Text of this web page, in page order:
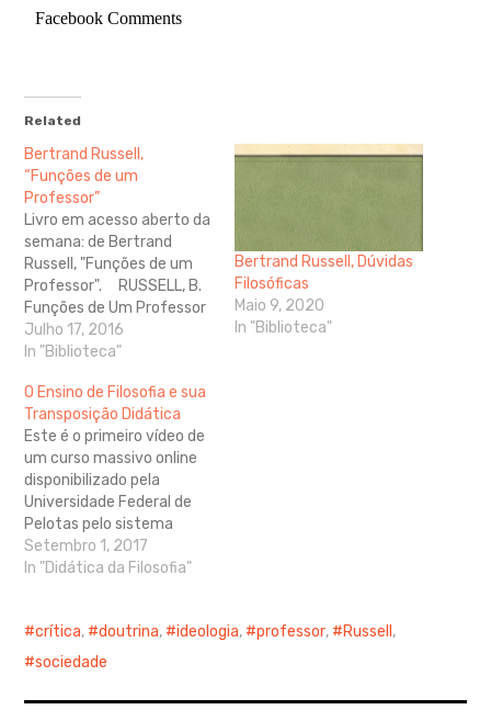
Facebook Comments
Related
Bertrand Russell,
“Funções de um
Professor”
Livro em acesso aberto da
semana: de Bertrand
Russell, "Funções de um
Professor". RUSSELL, B.
Funções de Um Professor
Julho 17, 2016
In "Biblioteca"
Bertrand Russell, Dúvidas
Filosóficas
Maio 9, 2020
In "Biblioteca"
O Ensino de Filosofia e sua
Transposição Didática
Este é o primeiro vídeo de
um curso massivo online
disponibilizado pela
Universidade Federal de
Pelotas pelo sistema
Open Learning. Disponível
em
es/eftd/Pages/OEnsinoD
eFilosofiaESuaTransposio
fpel O Ensino de Filosofia e
Setembro 1, 2017
In "Didática da Filosofia"
crítica, doutrina, ideologia, professor, Russell ,
sociedade